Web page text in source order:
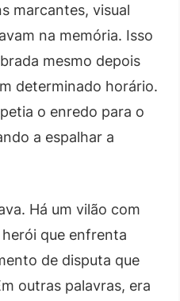
marcantes, visual
na memória. Isso
mesmo depois
determinado horário.
o enredo para o
a espalhar a
Há um vilão com
que enfrenta
de disputa que
outras palavras, era